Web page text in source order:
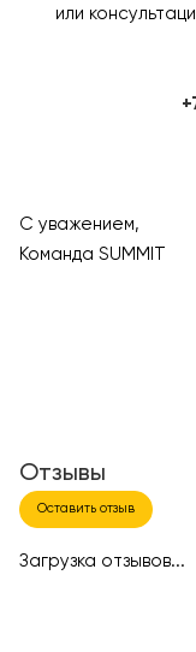
или
С уважением,
Команда SUMMIT
Отзывы
Оставить отзыв
Загрузка отзывов...